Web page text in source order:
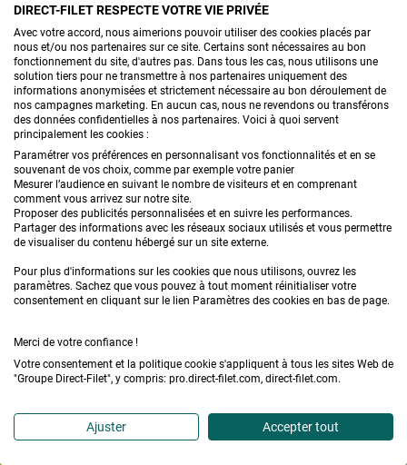
NEWSLETTER
L'inscription à la newsletter vous permettra de recevoir des offres
commerciales de la part de Direct Filet. Vous pouvez à tout moment
vous désabonner. Pour plus d'information vous pouvez consulter
politique de protection des données personnelles.
SUIVEZ-NOUS
FacebookPinterestInstagram
DIRECT-FILET RESPECTE VOTRE VIE PRIVÉE
Avec votre accord, nous aimerions pouvoir utiliser des cookies placés par
nous et/ou nos partenaires sur ce site. Certains sont nécessaires au bon
fonctionnement du site, d'autres pas. Dans tous les cas, nous utilisons une
solution tiers pour ne transmettre à nos partenaires uniquement des
informations anonymisées et strictement nécessaire au bon déroulement de
nos campagnes marketing. En aucun cas, nous ne revendons ou transférons
des données confidentielles à nos partenaires. Voici à quoi servent
principalement les cookies :
Paramétrer vos préférences en personnalisant vos fonctionnalités et en se
souvenant de vos choix, comme par exemple votre panier
Mesurer l’audience en suivant le nombre de visiteurs et en comprenant
comment vous arrivez sur notre site.
Proposer des publicités personnalisées et en suivre les performances.
Partager des informations avec les réseaux sociaux utilisés et vous permettre
de visualiser du contenu hébergé sur un site externe.
Pour plus d'informations sur les cookies que nous utilisons, ouvrez les
paramètres. Sachez que vous pouvez à tout moment réinitialiser votre
consentement en cliquant sur le lien Paramètres des cookies en bas de page.
Merci de votre confiance !
Votre consentement et la politique cookie s'appliquent à tous les sites Web de
"Groupe Direct-Filet", y compris: pro.direct-filet.com, direct-filet.com.
Ajuster Accepter tout